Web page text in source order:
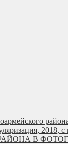
2018, с
В